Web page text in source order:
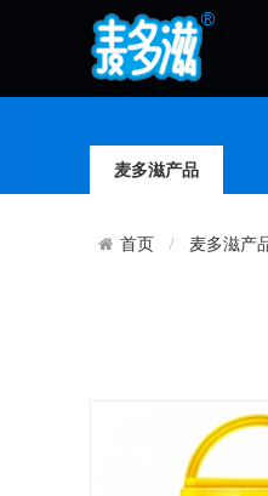
麦多滋产品
首页 麦多滋产